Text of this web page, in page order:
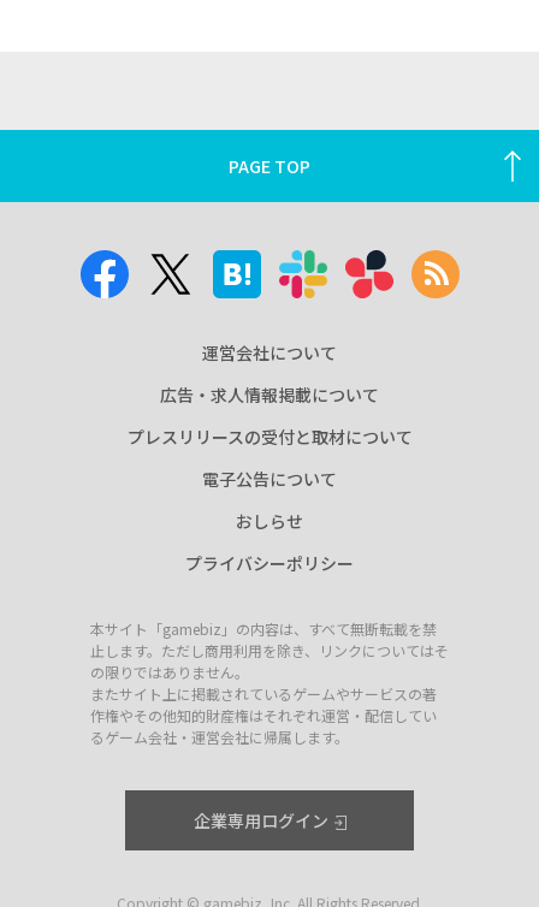
PAGE TOP
運営会社について
広告・求人情報掲載について
プレスリリースの受付と取材について
電子公告について
おしらせ
プライバシーポリシー
本サイト「gamebiz」の内容は、すべて無断転載を禁
止します。ただし商用利用を除き、リンクについてはそ
の限りではありません。
またサイト上に掲載されているゲームやサービスの著
作権やその他知的財産権はそれぞれ運営・配信してい
るゲーム会社・運営会社に帰属します。
企業専用ログイン
Copyright © gamebiz, Inc. All Rights Reserved.